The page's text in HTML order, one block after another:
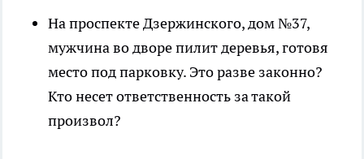
На проспекте Дзержинского, дом №37,
мужчина во дворе пилит деревья, готовя
место под парковку. Это разве законно?
Кто несет ответственность за такой
произвол?